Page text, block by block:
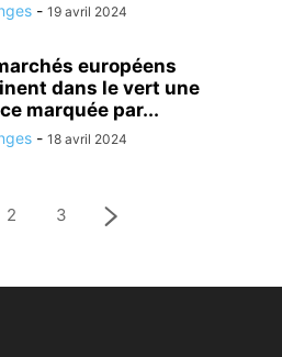
- 19 avril 2024
européens
dans le vert une
marquée par...
- 18 avril 2024
2 3